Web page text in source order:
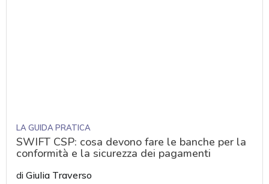
LA GUIDA PRATICA
SWIFT CSP: cosa devono fare le banche per la
conformità e la sicurezza dei pagamenti
diGiulia Traverso